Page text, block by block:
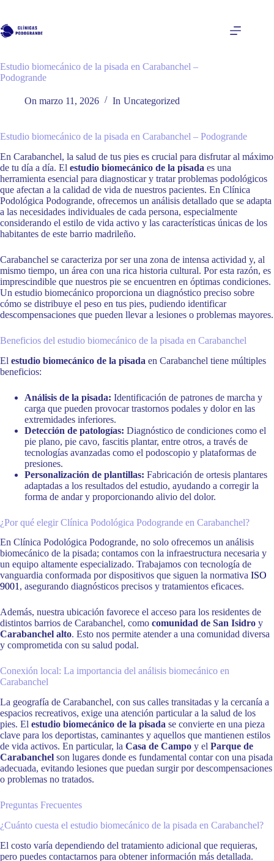
contenido
Estudio biomecánico de la pisada en Carabanchel –
Podogrande
On marzo 11, 2026 In Uncategorized
Estudio biomecánico de la pisada en Carabanchel – Podogrande
En Carabanchel, la salud de tus pies es crucial para disfrutar al máximo
de tu día a día. El estudio biomecánico de la pisada es una
herramienta esencial para diagnosticar y tratar problemas podológicos
que afectan a la calidad de vida de nuestros pacientes. En Clínica
Podológica Podogrande, ofrecemos un análisis detallado que se adapta
a las necesidades individuales de cada persona, especialmente
considerando el estilo de vida activo y las características únicas de los
habitantes de este barrio madrileño.
Carabanchel se caracteriza por ser una zona de intensa actividad y, al
mismo tiempo, un área con una rica historia cultural. Por esta razón, es
imprescindible que nuestros pie se encuentren en óptimas condiciones.
Un estudio biomecánico proporciona un diagnóstico preciso sobre
cómo se distribuye el peso en tus pies, pudiendo identificar
descompensaciones que pueden llevar a lesiones o problemas mayores.
Beneficios del estudio biomecánico de la pisada en Carabanchel
El estudio biomecánico de la pisada en Carabanchel tiene múltiples
beneficios:
Análisis de la pisada: Identificación de patrones de marcha y
carga que pueden provocar trastornos podales y dolor en las
extremidades inferiores.
Detección de patologías: Diagnóstico de condiciones como el
pie plano, pie cavo, fascitis plantar, entre otros, a través de
tecnologías avanzadas como el podoscopio y plataformas de
presiones.
Personalización de plantillas: Fabricación de ortesis plantares
adaptadas a los resultados del estudio, ayudando a corregir la
forma de andar y proporcionando alivio del dolor.
¿Por qué elegir Clínica Podológica Podogrande en Carabanchel?
En Clínica Podológica Podogrande, no solo ofrecemos un análisis
biomecánico de la pisada; contamos con la infraestructura necesaria y
un equipo altamente especializado. Trabajamos con tecnología de
vanguardia conformada por dispositivos que siguen la normativa ISO
9001 , asegurando diagnósticos precisos y tratamientos eficaces.
Además, nuestra ubicación favorece el acceso para los residentes de
distintos barrios de Carabanchel, como comunidad de San Isidro y
Carabanchel alto. Esto nos permite atender a una comunidad diversa
y comprometida con su salud podal.
Conexión local: La importancia del análisis biomecánico en
Carabanchel
La geografía de Carabanchel, con sus calles transitadas y la cercanía a
espacios recreativos, exige una atención particular a la salud de los
pies. El estudio biomecánico de la pisada se convierte en una pieza
clave para los deportistas, caminantes y aquellos que mantienen estilos
de vida activos. En particular, la Casa de Campo y el Parque de
Carabanchel son lugares donde es fundamental contar con una pisada
adecuada, evitando lesiones que puedan surgir por descompensaciones
o problemas no tratados.
Preguntas Frecuentes
¿Cuánto cuesta el estudio biomecánico de la pisada en Carabanchel?
El costo varía dependiendo del tratamiento adicional que requieras,
pero puedes contactarnos para obtener información más detallada.